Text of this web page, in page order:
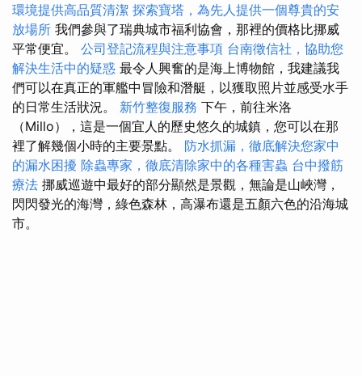
環境提供高品質清潔 探索寶塔，為先人提供一個尊貴的安
放場所 我們參與了瑞典城市福利協會，那裡的價格比挪威
平常便宜。 公司登記流程與注意事項 台南徵信社，協助您
解決生活中的疑惑 最令人興奮的是海上博物館，我建議我
們可以在真正的軍艦中冒險和潛艇，以獲取照片並感受水手
的日常生活狀況。 新竹整復服務 下午，前往米洛
（Millo），這是一個宜人的歷史悠久的城鎮，您可以在那
裡了解幾個小時的主要景點。 防水抓漏，徹底解決您家中
的漏水困擾 除蟲專家，徹底清除家中的各種害蟲 台中撥筋
療法 挪威巡遊中最好的部分顯然是景觀，無論是山峽灣，
閃閃發光的海灣，綠色森林，高瀑布還是五顏六色的沿海城
市。